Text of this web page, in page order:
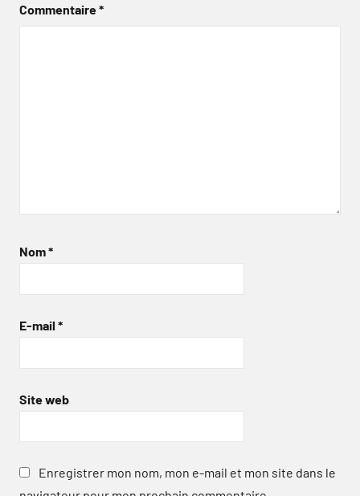
Commentaire*
Nom*
E-mail *
Site web
Enregistrer mon nom, mon e-mail et mon site dans le